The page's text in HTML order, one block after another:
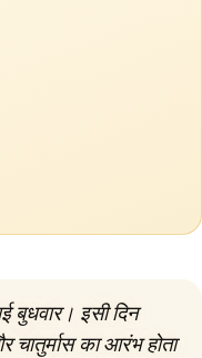
बुधवार। इसी दिन
चातुर्मास का आरंभ होता